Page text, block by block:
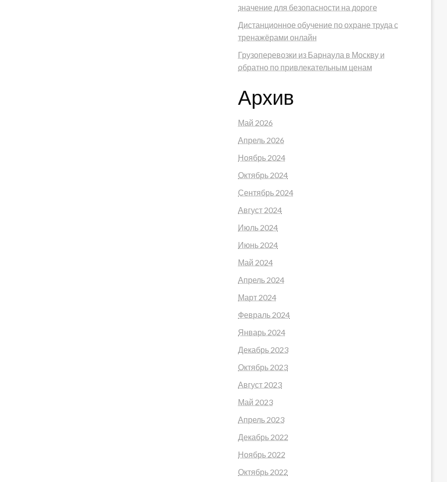
значение для безопасности на дороге
Дистанционное обучение по охране труда с
тренажёрами онлайн
Грузоперевозки из Барнаула в Москву и
обратно по привлекательным ценам
Архив
Май 2026
Апрель 2026
Ноябрь 2024
Октябрь 2024
Сентябрь 2024
Август 2024
Июль 2024
Июнь 2024
Май 2024
Апрель 2024
Март 2024
Февраль 2024
Январь 2024
Декабрь 2023
Октябрь 2023
Август 2023
Май 2023
Апрель 2023
Декабрь 2022
Ноябрь 2022
Октябрь 2022